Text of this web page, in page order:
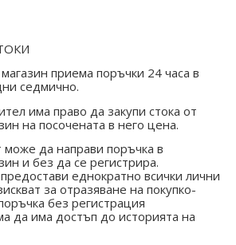
приема поръчки 24 часа в
седмично.
има право да закупи стока от
на посочената в него цена.
да направи поръчка в
и без да се регистрира.
еднократно всички лични
за отразяване на покупко-
без регистрация
да има достъп до историята на